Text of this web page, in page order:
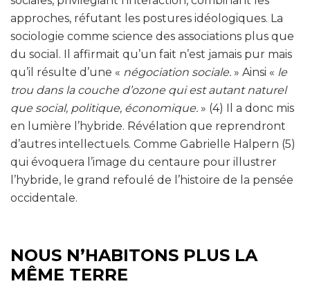
approches, réfutant les postures idéologiques. La
sociologie comme science des associations plus que
du social. Il affirmait qu’un fait n’est jamais pur mais
qu’il résulte d’une « négociation sociale. » Ainsi « le
trou dans la couche d’ozone qui est autant naturel
que social, politique, économique. » (4) Il a donc mis
en lumière l’hybride. Révélation que reprendront
d’autres intellectuels. Comme Gabrielle Halpern (5)
qui évoquera l’image du centaure pour illustrer
l’hybride, le grand refoulé de l’histoire de la pensée
occidentale.
NOUS N’HABITONS PLUS LA
MÊME TERRE